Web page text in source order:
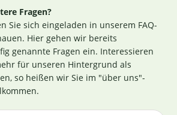
hier
. Darüber hinaus beginnt für uns
erstklassigen Produktqualität
Durchleuchtung und Auswahl
Die Produktion nach GMP-
wichtiges Kriterium. Losgelöst von
untersuchen wir zusätzlich, ohne
zu sein, einen Großteil der
Veröffentlichung entsprechender
Fragen?
Sie sich eingeladen in unserem FAQ-
Hier gehen wir bereits
genannte Fragen ein. Interessieren
für unseren Hintergrund als
so heißen wir Sie im "über uns"-